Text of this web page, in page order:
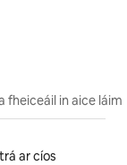
fheiceáil in aice
ar cíos